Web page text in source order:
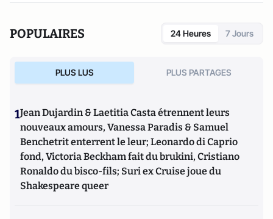
POPULAIRES 24 Heures 7 Jours
PLUS LUS PLUS PARTAGES
1Jean Dujardin & Laetitia Casta étrennent leurs
nouveaux amours, Vanessa Paradis & Samuel
Benchetrit enterrent le leur; Leonardo di Caprio
fond, Victoria Beckham fait du brukini, Cristiano
Ronaldo du bisco-fils; Suri ex Cruise joue du
Shakespeare queer